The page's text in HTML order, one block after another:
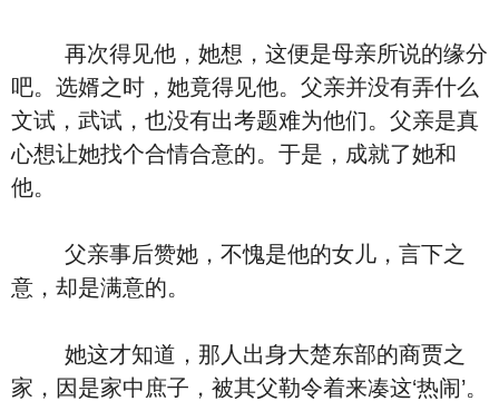
再次得见他，她想，这便是母亲所说的缘分
吧。选婿之时，她竟得见他。父亲并没有弄什么
文试，武试，也没有出考题难为他们。父亲是真
心想让她找个合情合意的。于是，成就了她和
他。
父亲事后赞她，不愧是他的女儿，言下之
意，却是满意的。
她这才知道，那人出身大楚东部的商贾之
家，因是家中庶子，被其父勒令着来凑这‘热闹’。